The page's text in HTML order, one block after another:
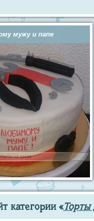
мужу и папе
категории «Торты